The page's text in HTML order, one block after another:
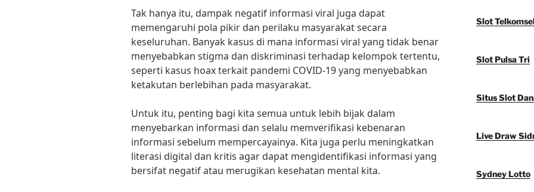
Tak hanya itu, dampak negatif informasi viral juga dapat
memengaruhi pola pikir dan perilaku masyarakat secara
keseluruhan. Banyak kasus di mana informasi viral yang tidak benar
menyebabkan stigma dan diskriminasi terhadap kelompok tertentu,
seperti kasus hoax terkait pandemi COVID-19 yang menyebabkan
ketakutan berlebihan pada masyarakat.
Untuk itu, penting bagi kita semua untuk lebih bijak dalam
menyebarkan informasi dan selalu memverifikasi kebenaran
informasi sebelum mempercayainya. Kita juga perlu meningkatkan
literasi digital dan kritis agar dapat mengidentifikasi informasi yang
bersifat negatif atau merugikan kesehatan mental kita.
Slot
Slot Pulsa Tri
Situs Slot
Live Draw
Sydney Lotto